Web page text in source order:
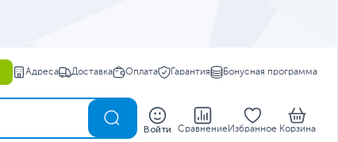
Адреса Доставка Оплата Гарантия Бонусная программа
Войти Сравнение Избранное Корзина